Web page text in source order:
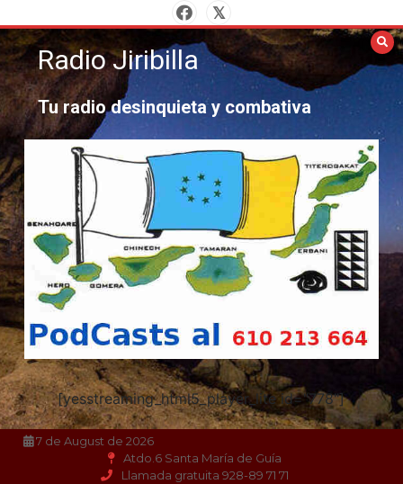
al
contenidoRadio Jiribilla
Tu radio desinquieta y combativa
[yesstreaming_html5_player_lite id="778"]
7 de August de 2026
Atdo.6 Santa María de Guía
Llamada gratuita 928-89 71 71